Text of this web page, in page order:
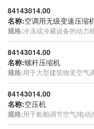
84143014.00
名称:空调用无级变速压缩
规格:冷冻或冷藏设备的动力
84143014.00
名称:螺杆压缩机
规格:用于大型建筑物里空气
84143014.00
名称:空压机
规格:用于船舶调节空气|电